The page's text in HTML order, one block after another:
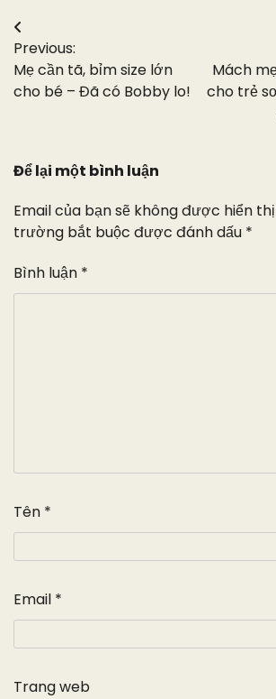
Điều
hướng
bài
Previous:
Mẹ cần tã, bỉm size lớn
cho bé – Đã có Bobby lo!
Mách
cho trẻ
Để lại một bình luận
Email của bạn sẽ không được hiển
trường bắt buộc được đánh dấu *
Bình luận *
Tên *
Email *
Trang web